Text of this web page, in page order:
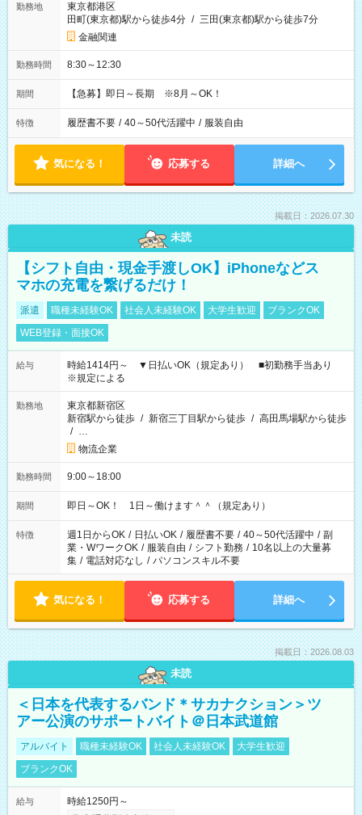
勤務地
東京都港区
田町(東京都)駅から徒歩4分 / 三田(東京都)駅から徒歩7分
金融関連
勤務時間 8:30～12:30
期間 【急募】即日～長期 ※8月～OK！
特徴 履歴書不要 / 40～50代活躍中 / 服装自由
気になる！ 応募する 詳細へ
掲載日：2026.07.30
未読
【シフト自由・現金手渡しOK】iPhoneなどス
マホの充電を繋げるだけ！
派遣 職種未経験OK 社会人未経験OK 大学生歓迎
ブランクOK
WEB登録・面接OK
給与
時給1414円～ ▼日払いOK（規定あり） ■初勤務手当あり
※規定による
勤務地
東京都新宿区
新宿駅から徒歩 / 新宿三丁目駅から徒歩 / 高田馬場駅から徒歩
/ …
物流企業
勤務時間 9:00～18:00
期間 即日～OK！ 1日～働けます＾＾（規定あり）
特徴 週1日からOK / 日払いOK / 履歴書不要 / 40～50代活躍中 / 副
業・WワークOK / 服装自由 / シフト勤務 / 10名以上の大量募
集 / 電話対応なし / パソコンスキル不要
気になる！ 応募する 詳細へ
掲載日：2026.08.03
未読
＜日本を代表するバンド＊サカナクション＞ツ
アー公演のサポートバイト＠日本武道館
アルバイト 職種未経験OK 社会人未経験OK
大学生歓迎
ブランクOK
給与
時給1250円～